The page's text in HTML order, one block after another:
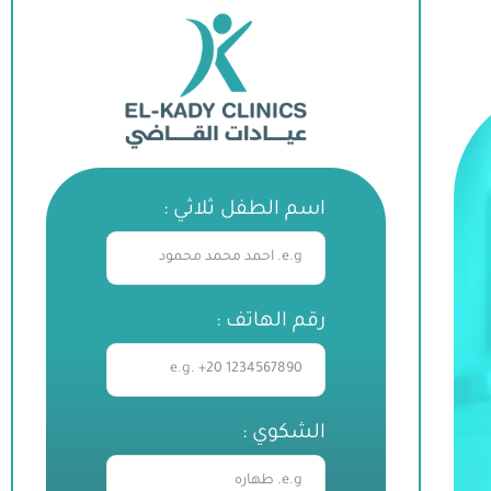
اسم الطفل ثلاثي :
رقم الهاتف :
الشكوي :